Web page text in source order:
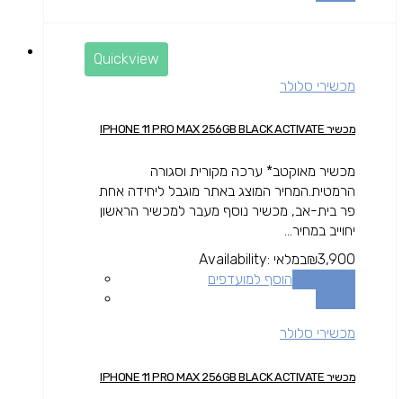
Quickview
מכשירי סלולר
מכשיר IPHONE 11 PRO MAX 256GB BLACK ACTIVATE
מכשיר מאוקטב* ערכה מקורית וסגורה
הרמטית.המחיר המוצג באתר מוגבל ליחידה אחת
פר בית-אב, מכשיר נוסף מעבר למכשיר הראשון
יחוייב במחיר...
₪3,900
Availability: במלאי
הוסף למועדפים
מכשירי סלולר
מכשיר IPHONE 11 PRO MAX 256GB BLACK ACTIVATE